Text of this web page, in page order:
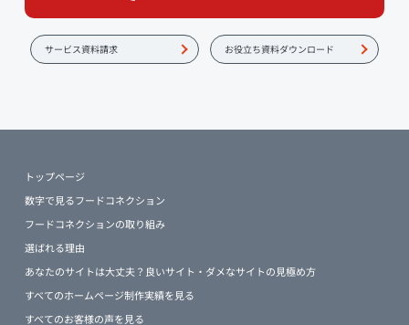
サービス資料請求 お役立ち資料ダウンロード
トップページ
数字で見るフードコネクション
フードコネクションの取り組み
選ばれる理由
あなたのサイトは大丈夫？良いサイト・ダメなサイトの見極め方
すべてのホームページ制作実績を見る
すべてのお客様の声を見る